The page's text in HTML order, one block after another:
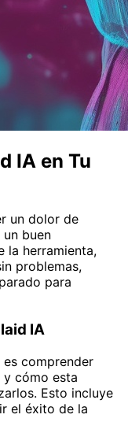
IA en Tu
un dolor de
buen
la herramienta,
problemas,
para
IA
comprender
cómo esta
Esto incluye
el éxito de la